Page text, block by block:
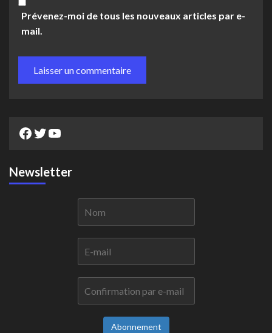
Prévenez-moi de tous les nouveaux articles par e-
mail.
Facebook
Twitter
YouTube
Newsletter
Abonnement